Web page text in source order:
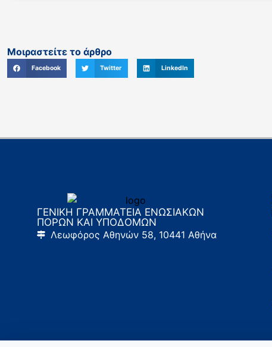
Μοιραστείτε το άρθρο
Facebook Twitter LinkedIn
ΓΕΝΙΚΗ ΓΡΑΜΜΑΤΕΙΑ ΕΝΩΣΙΑΚΩΝ
ΠΟΡΩΝ ΚΑΙ ΥΠΟΔΟΜΩΝ
Λεωφόρος Αθηνών 58, 10441 Αθήνα